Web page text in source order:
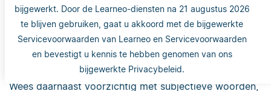
bijgewerkt. Door de Learneo-diensten na 21 augustus 2026
te blijven gebruiken, gaat u akkoord met de bijgewerkte
Servicevoorwaarden van Learneo en Servicevoorwaarden
en bevestigt u kennis te hebben genomen van ons
bijgewerkte Privacybeleid.
plaatsgevonden.
In die gevallen mag jesommige vage woorden
gebruiken.
Wees daarnaast voorzichtig met subjectieve woorden,